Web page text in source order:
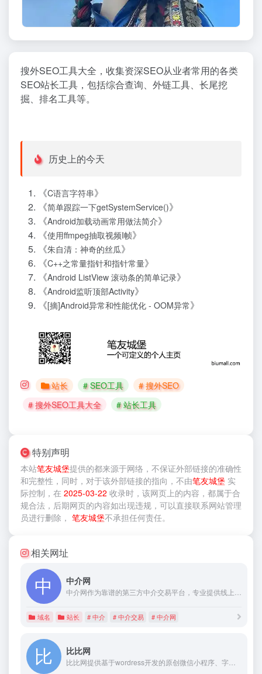
搜外SEO工具大全，收集资深SEO从业者常用的各类
SEO站长工具，包括综合查询、外链工具、长尾挖
掘、排名工具等。
历史上的今天
《C语言字符串》
《简单跟踪一下getSystemService()》
《Android加载动画常用做法简介》
《使用ffmpeg抽取视频I帧》
《朱自清：神奇的丝瓜》
《C++之常量指针和指针常量》
《Android ListView 滚动条的简单记录》
《Android监听顶部Activity》
《[摘]Android异常和性能优化 - OOM异常》
站长 # SEO工具
# 搜外SEO
# 搜外SEO工具大全
# 站长工具
特别声明
本站笔友城堡提供的都来源于网络，不保证外部链接的准确性
和完整性，同时，对于该外部链接的指向，不由笔友城堡 实
际控制，在 2025-03-22 收录时，该网页上的内容，都属于合
规合法，后期网页的内容如出现违规，可以直接联系网站管理
员进行删除， 笔友城堡不承担任何责任。
相关网址
中介网
中介网作为靠谱的第三方中介交易平台，专业提供线上中介服务
域名 站长 # 中介 # 中介交易 # 中介网
比比网
比比网提供基于wordress开发的原创微信小程序、字节小程序、百度小程序、快手小程序、支付宝小程序以及小程序主题包和素材包下载